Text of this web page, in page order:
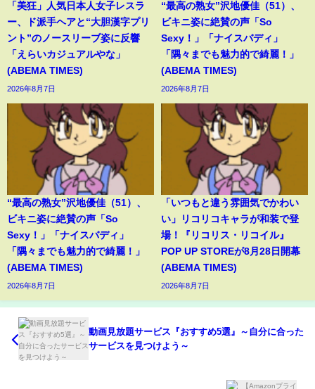
「美狂」人気日本人女子レスラ
ー、ド派手ヘアと“大胆漢字プリ
ント”のノースリーブ姿に反響
「えらいカジュアルやな」
(ABEMA TIMES)
2026年8月7日
“最高の熟女”沢地優佳（51）、
ビキニ姿に絶賛の声「So
Sexy！」「ナイスバディ」
「隅々までも魅力的で綺麗！」
(ABEMA TIMES)
2026年8月7日
“最高の熟女”沢地優佳（51）、
ビキニ姿に絶賛の声「So
Sexy！」「ナイスバディ」
「隅々までも魅力的で綺麗！」
(ABEMA TIMES)
2026年8月7日
「いつもと違う雰囲気でかわい
い」リコリコキャラが和装で登
場！『リコリス・リコイル』
POP UP STOREが8月28日開幕
(ABEMA TIMES)
2026年8月7日
動画見放題サービス『おすすめ5選』～自分に合った
サービスを見つけよう～